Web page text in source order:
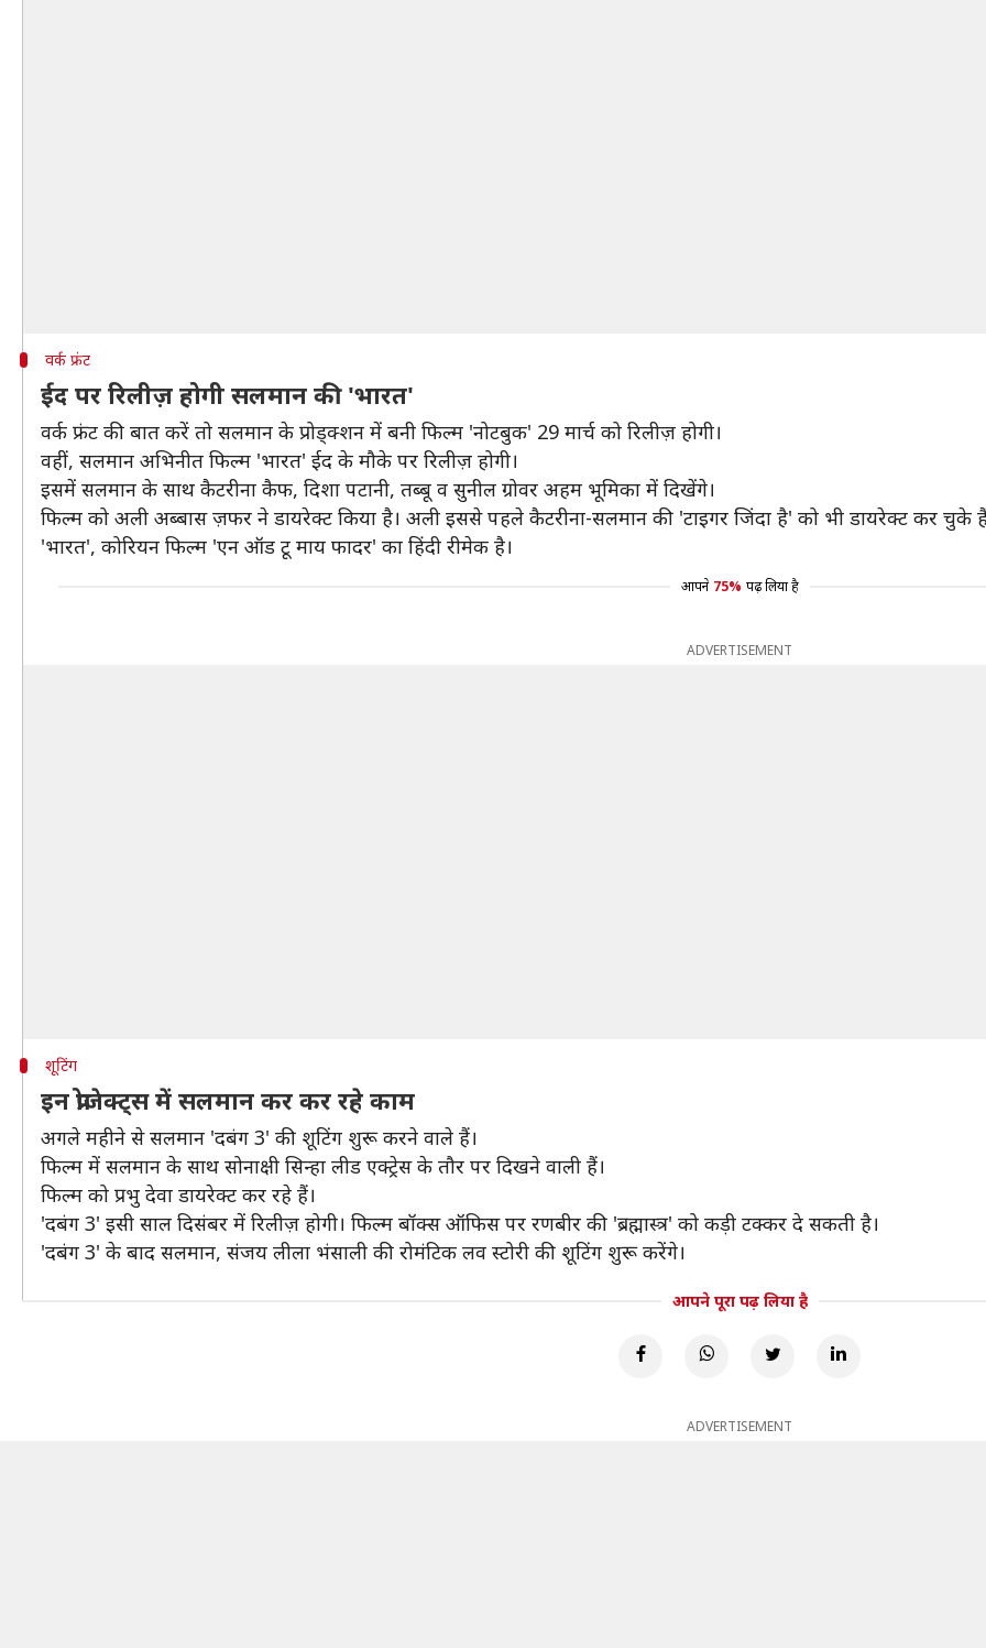
वर्क फ्रंट
ईद पर रिलीज़ होगी सलमान की 'भारत'
वर्क फ्रंट की बात करें तो सलमान के प्रोड्क्शन में बनी फिल्म 'नोटबुक' 29 मार्च को रिलीज़ होगी।
वहीं, सलमान अभिनीत फिल्म 'भारत' ईद के मौके पर रिलीज़ होगी।
इसमें सलमान के साथ कैटरीना कैफ, दिशा पटानी, तब्बू व सुनील ग्रोवर अहम भूमिका में दिखेंगे।
फिल्म को अली अब्बास ज़फर ने डायरेक्ट किया है। अली इससे पहले कैटरीना-सलमान की 'टाइगर जिंदा है' को भी डायरेक्ट कर चुके
'भारत', कोरियन फिल्म 'एन ऑड टू माय फादर' का हिंदी रीमेक है।
आपने 75% पढ़ लिया है
ADVERTISEMENT
शूटिंग
इन प्रोजेक्ट्स में सलमान कर कर रहे काम
अगले महीने से सलमान 'दबंग 3' की शूटिंग शुरू करने वाले हैं।
फिल्म में सलमान के साथ सोनाक्षी सिन्हा लीड एक्ट्रेस के तौर पर दिखने वाली हैं।
फिल्म को प्रभु देवा डायरेक्ट कर रहे हैं।
'दबंग 3' इसी साल दिसंबर में रिलीज़ होगी। फिल्म बॉक्स ऑफिस पर रणबीर की 'ब्रह्मास्त्र' को कड़ी टक्कर दे सकती है।
'दबंग 3' के बाद सलमान, संजय लीला भंसाली की रोमंटिक लव स्टोरी की शूटिंग शुरू करेंगे।
आपने पूरा पढ़ लिया है
ADVERTISEMENT